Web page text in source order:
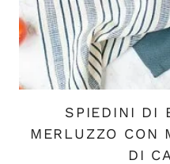
SPIEDINI DI
MERLUZZO CON
DI